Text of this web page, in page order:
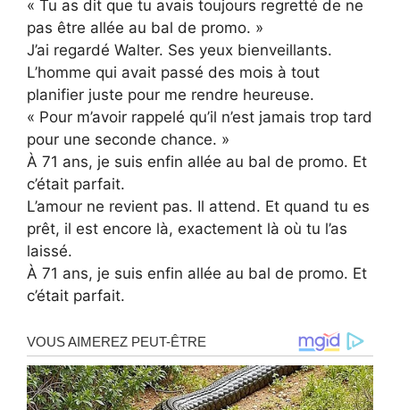
« Tu as dit que tu avais toujours regretté de ne
pas être allée au bal de promo. »
J’ai regardé Walter. Ses yeux bienveillants.
L’homme qui avait passé des mois à tout
planifier juste pour me rendre heureuse.
« Pour m’avoir rappelé qu’il n’est jamais trop tard
pour une seconde chance. »
À 71 ans, je suis enfin allée au bal de promo. Et
c’était parfait.
L’amour ne revient pas. Il attend. Et quand tu es
prêt, il est encore là, exactement là où tu l’as
laissé.
À 71 ans, je suis enfin allée au bal de promo. Et
c’était parfait.